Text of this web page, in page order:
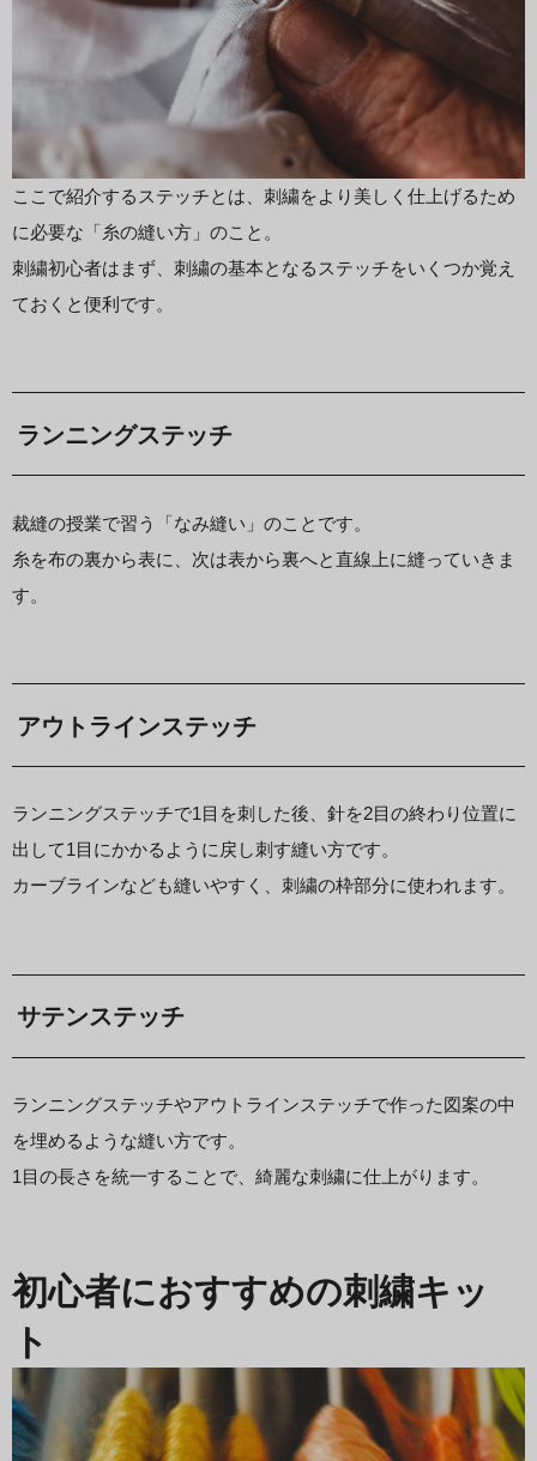
ここで紹介するステッチとは、刺繍をより美しく仕上げるため
に必要な「糸の縫い方」のこと。
刺繍初心者はまず、刺繍の基本となるステッチをいくつか覚え
ておくと便利です。
ランニングステッチ
裁縫の授業で習う「なみ縫い」のことです。
糸を布の裏から表に、次は表から裏へと直線上に縫っていきま
す。
アウトラインステッチ
ランニングステッチで1目を刺した後、針を2目の終わり位置に
出して1目にかかるように戻し刺す縫い方です。
カーブラインなども縫いやすく、刺繍の枠部分に使われます。
サテンステッチ
ランニングステッチやアウトラインステッチで作った図案の中
を埋めるような縫い方です。
1目の長さを統一することで、綺麗な刺繍に仕上がります。
初心者におすすめの刺繍キッ
ト